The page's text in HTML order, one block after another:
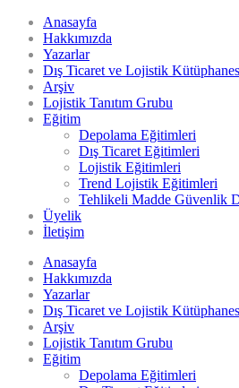
Anasayfa
Hakkımızda
Yazarlar
Dış Ticaret ve Lojistik
Arşiv
Lojistik Tanıtım Grubu
Eğitim
Depolama Eğitimleri
Dış Ticaret Eğitimleri
Lojistik Eğitimleri
Trend Lojistik Eğitimleri
Tehlikeli Madde Güvenlik
Üyelik
İletişim
Anasayfa
Hakkımızda
Yazarlar
Dış Ticaret ve Lojistik
Arşiv
Lojistik Tanıtım Grubu
Eğitim
Depolama Eğitimleri